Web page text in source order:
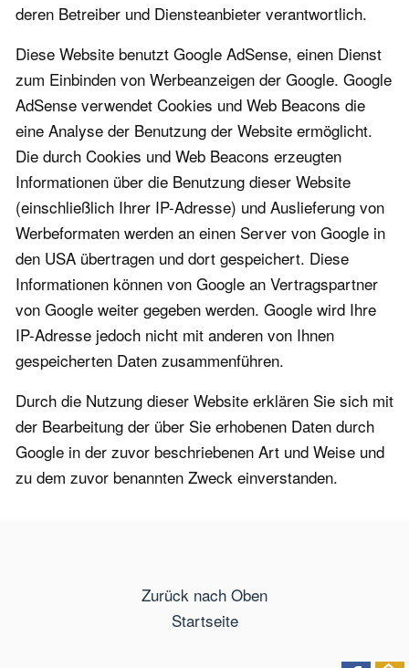
deren Betreiber und Diensteanbieter verantwortlich.
Diese Website benutzt Google AdSense, einen Dienst
zum Einbinden von Werbeanzeigen der Google. Google
AdSense verwendet Cookies und Web Beacons die
eine Analyse der Benutzung der Website ermöglicht.
Die durch Cookies und Web Beacons erzeugten
Informationen über die Benutzung dieser Website
(einschließlich Ihrer IP-Adresse) und Auslieferung von
Werbeformaten werden an einen Server von Google in
den USA übertragen und dort gespeichert. Diese
Informationen können von Google an Vertragspartner
von Google weiter gegeben werden. Google wird Ihre
IP-Adresse jedoch nicht mit anderen von Ihnen
gespeicherten Daten zusammenführen.
Durch die Nutzung dieser Website erklären Sie sich mit
der Bearbeitung der über Sie erhobenen Daten durch
Google in der zuvor beschriebenen Art und Weise und
zu dem zuvor benannten Zweck einverstanden.
Zurück nach Oben
Startseite